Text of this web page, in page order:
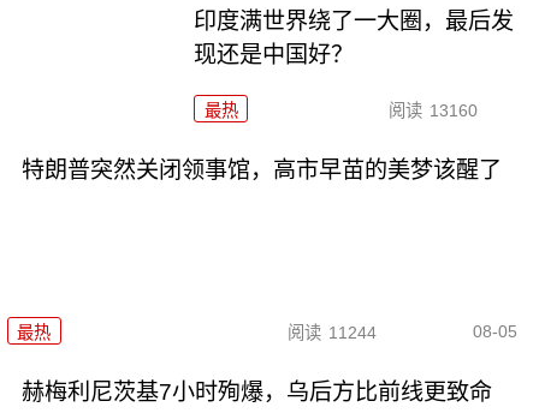
印度满世界绕了一大圈，最后发
现还是中国好？
最热 阅读 13160
特朗普突然关闭领事馆，高市早苗的美梦该醒了
最热 阅读 11244 08-05
赫梅利尼茨基7小时殉爆，乌后方比前线更致命